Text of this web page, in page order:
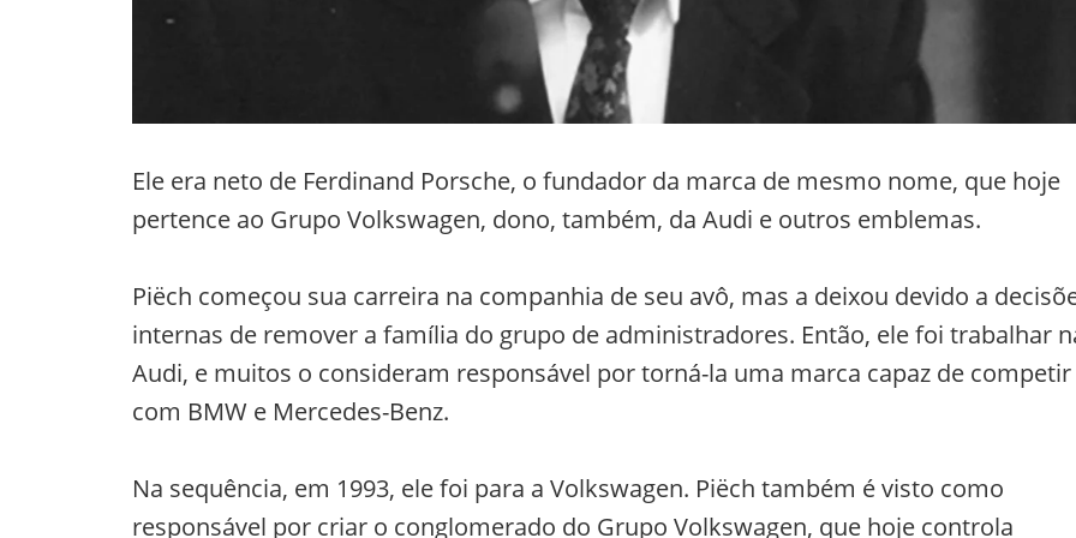
Ele era neto de Ferdinand Porsche, o fundador da marca de mesmo nome, que hoje
pertence ao Grupo Volkswagen, dono, também, da Audi e outros emblemas.
Piëch começou sua carreira na companhia de seu avô, mas a deixou devido a
internas de remover a família do grupo de administradores. Então, ele foi trabalhar
Audi, e muitos o consideram responsável por torná-la uma marca capaz de competir
com BMW e Mercedes-Benz.
Na sequência, em 1993, ele foi para a Volkswagen. Piëch também é visto como
responsável por criar o conglomerado do Grupo Volkswagen, que hoje controla